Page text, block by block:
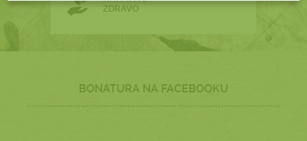
ZDRAVO
BONATURA NA FACEBOOKU